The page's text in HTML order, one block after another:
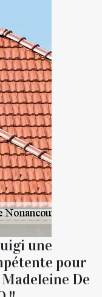
une
pour
De